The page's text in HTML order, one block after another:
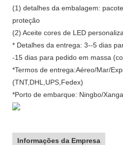
(1) detalhes da embalagem:
proteção
(2) Aceite cores de LED
* Detalhes da entrega: 3--5 dias
-15 dias para pedido em massa
*Termos de entrega:Aéreo/Mar/
(TNT,DHL,UPS,Fedex)
*Porto de embarque: Ningbo/
Informações da Empresa